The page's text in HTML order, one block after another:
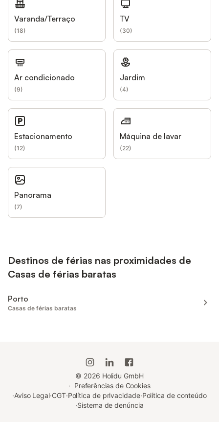
Varanda/Terraço
(18)
TV
(30)
Ar condicionado
(9)
Jardim
(4)
Estacionamento
(12)
Máquina de lavar
(22)
Panorama
(7)
Destinos de férias nas proximidades de
Casas de férias baratas
Porto
Casas de férias baratas
© 2026 Holidu GmbH
· Preferências de Cookies
·Aviso Legal·CGT·Política de privacidade·Política de conteúdo
·Sistema de denúncia